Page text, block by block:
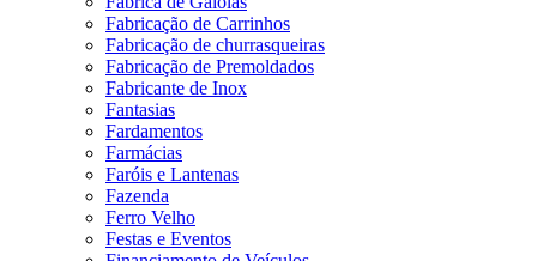
Fabricação de Carrinhos
Fabricação de churrasqueiras
Fabricação de Premoldados
Fabricante de Inox
Fantasias
Fardamentos
Farmácias
Faróis e Lantenas
Fazenda
Ferro Velho
Festas e Eventos